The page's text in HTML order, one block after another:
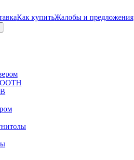
Как купитьЖалобы и предложения